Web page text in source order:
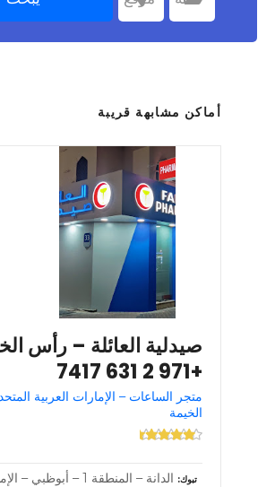
أماكن مشابهة قريبة
صيدلية العائلة – رأس
+971 2 631 7417
متجر الساعات – الإمارات العربية
الخيمة
تبوك
الدانة – المنطقة 1 – أبوظبي